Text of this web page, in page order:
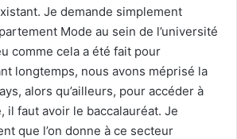
Je demande simplement
Mode au sein de l’université
comme cela a été fait pour
longtemps, nous avons méprisé la
alors qu’ailleurs, pour accéder à
il faut avoir le baccalauréat. Je
que l’on donne à ce secteur